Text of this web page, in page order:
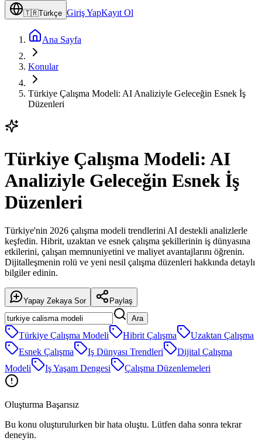
🇹🇷Türkçe Giriş YapKayıt Ol
Ana Sayfa
Konular
Türkiye Çalışma Modeli: AI Analiziyle Geleceğin Esnek İş
Düzenleri
Türkiye Çalışma Modeli: AI
Analiziyle Geleceğin Esnek İş
Düzenleri
Türkiye'nin 2026 çalışma modeli trendlerini AI destekli analizlerle
keşfedin. Hibrit, uzaktan ve esnek çalışma şekillerinin iş dünyasına
etkilerini, çalışan memnuniyetini ve maliyet avantajlarını öğrenin.
Dijitalleşmenin rolü ve yeni nesil çalışma düzenleri hakkında detaylı
bilgiler edinin.
Yapay Zekaya Sor
Paylaş
Ara
Türkiye Çalışma Modeli Hibrit Çalışma
Uzaktan Çalışma
Esnek Çalışma
Iş Dünyası Trendleri
Dijital Çalışma
Modeli
Iş Yaşam Dengesi Çalışma Düzenlemeleri
Oluşturma Başarısız
Bu konu oluşturulurken bir hata oluştu. Lütfen daha sonra tekrar
deneyin.